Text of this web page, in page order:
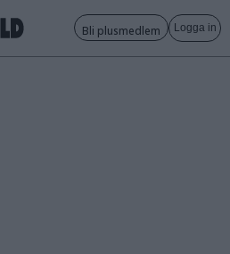
Bli plusmedlem Logga in